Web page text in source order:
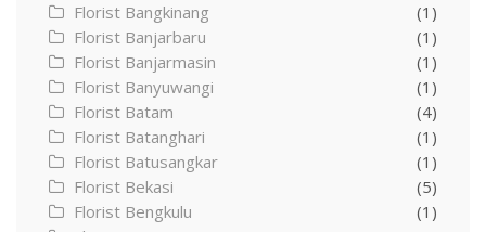
Florist Bangkinang
(1)
Florist Banjarbaru
(1)
Florist Banjarmasin
(1)
Florist Banyuwangi
(1)
Florist Batam
(4)
Florist Batanghari
(1)
Florist Batusangkar
(1)
Florist Bekasi
(5)
Florist Bengkulu
(1)